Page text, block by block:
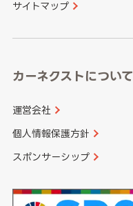
サイトマップ
カーネクストについて
運営会社
個人情報保護方針
スポンサーシップ